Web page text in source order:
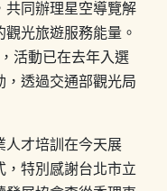
共同辦理星空導覽解
光旅遊服務能量。
活動已在去年入選
，透過交通部觀光局
人才培訓在今天展
，特別感謝台北市立